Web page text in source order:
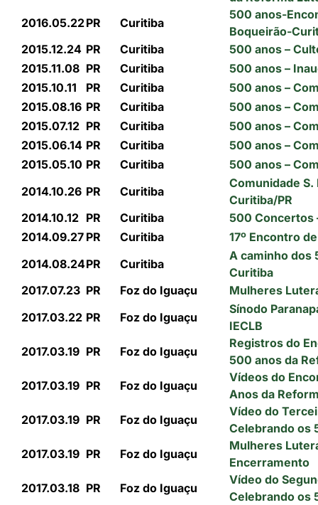
2016.05.22PR Curitiba
500 anos-
Boqueirão-
2015.12.24 PR Curitiba
500 anos –
2015.11.08 PR Curitiba
500 anos –
2015.10.11
PR Curitiba
500 anos –
2015.08.16 PR Curitiba
500 anos –
2015.07.12 PR Curitiba
500 anos –
2015.06.14 PR Curitiba
500 anos –
2015.05.10 PR Curitiba
500 anos –
2014.10.26 PR Curitiba
Comunidade S.
Curitiba/PR
2014.10.12 PR Curitiba
500 Concertos
2014.09.27 PR Curitiba
17º Encontro
2014.08.24PR Curitiba
A caminho dos
Curitiba
2017.07.23 PR Foz do Iguaçu
Mulheres
2017.03.22 PR Foz do Iguaçu
Sínodo
IECLB
2017.03.19 PR Foz do Iguaçu
Registros do
500 anos da
2017.03.19 PR Foz do Iguaçu
Vídeos do
Anos da
2017.03.19 PR Foz do Iguaçu
Vídeo do
Celebrando os
2017.03.19 PR Foz do Iguaçu
Mulheres
Encerramento
2017.03.18 PR Foz do Iguaçu
Vídeo do
Celebrando os